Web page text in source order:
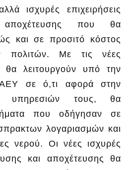
ισχυρές επιχειρήσεις
που θα
και σε προσιτό κόστος
πολιτών. Με τις νέες
θα λειτουργούν υπό την
σε ό,τι αφορά στην
υπηρεσιών τους, θα
που οδήγησαν σε
λογαριασμών και
νερού. Οι νέες ισχυρές
και αποχέτευσης θα